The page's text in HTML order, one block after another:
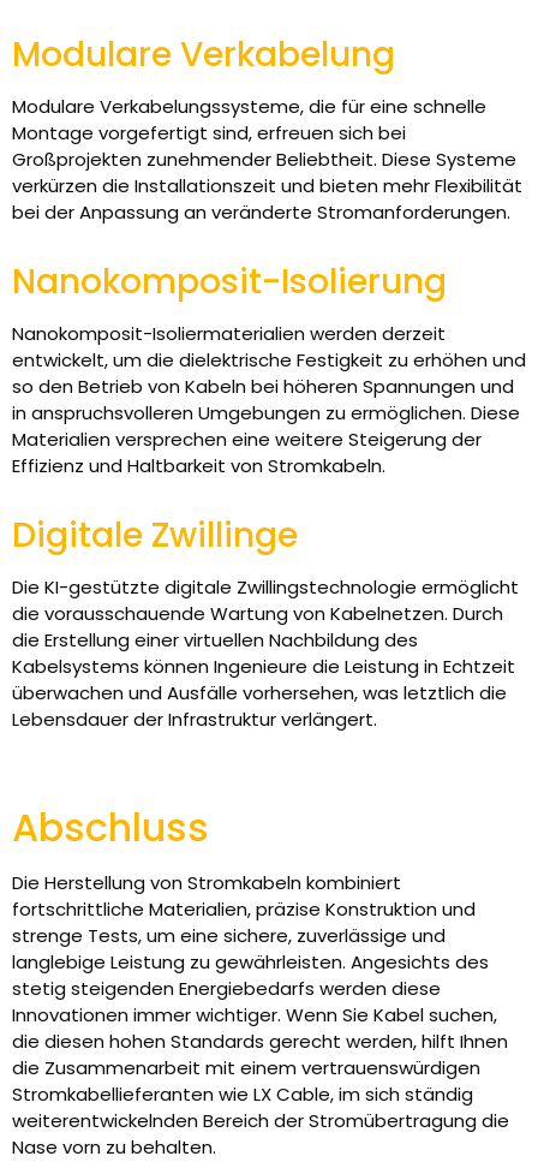
Modulare Verkabelung
Modulare Verkabelungssysteme, die für eine schnelle
Montage vorgefertigt sind, erfreuen sich bei
Großprojekten zunehmender Beliebtheit. Diese Systeme
verkürzen die Installationszeit und bieten mehr Flexibilität
bei der Anpassung an veränderte Stromanforderungen.
Nanokomposit-Isolierung
Nanokomposit-Isoliermaterialien werden derzeit
entwickelt, um die dielektrische Festigkeit zu erhöhen und
so den Betrieb von Kabeln bei höheren Spannungen und
in anspruchsvolleren Umgebungen zu ermöglichen. Diese
Materialien versprechen eine weitere Steigerung der
Effizienz und Haltbarkeit von Stromkabeln.
Digitale Zwillinge
Die KI-gestützte digitale Zwillingstechnologie ermöglicht
die vorausschauende Wartung von Kabelnetzen. Durch
die Erstellung einer virtuellen Nachbildung des
Kabelsystems können Ingenieure die Leistung in Echtzeit
überwachen und Ausfälle vorhersehen, was letztlich die
Lebensdauer der Infrastruktur verlängert.
Abschluss
Die Herstellung von Stromkabeln kombiniert
fortschrittliche Materialien, präzise Konstruktion und
strenge Tests, um eine sichere, zuverlässige und
langlebige Leistung zu gewährleisten. Angesichts des
stetig steigenden Energiebedarfs werden diese
Innovationen immer wichtiger. Wenn Sie Kabel suchen,
die diesen hohen Standards gerecht werden, hilft Ihnen
die Zusammenarbeit mit einem vertrauenswürdigen
Stromkabellieferanten wie LX Cable, im sich ständig
weiterentwickelnden Bereich der Stromübertragung die
Nase vorn zu behalten.